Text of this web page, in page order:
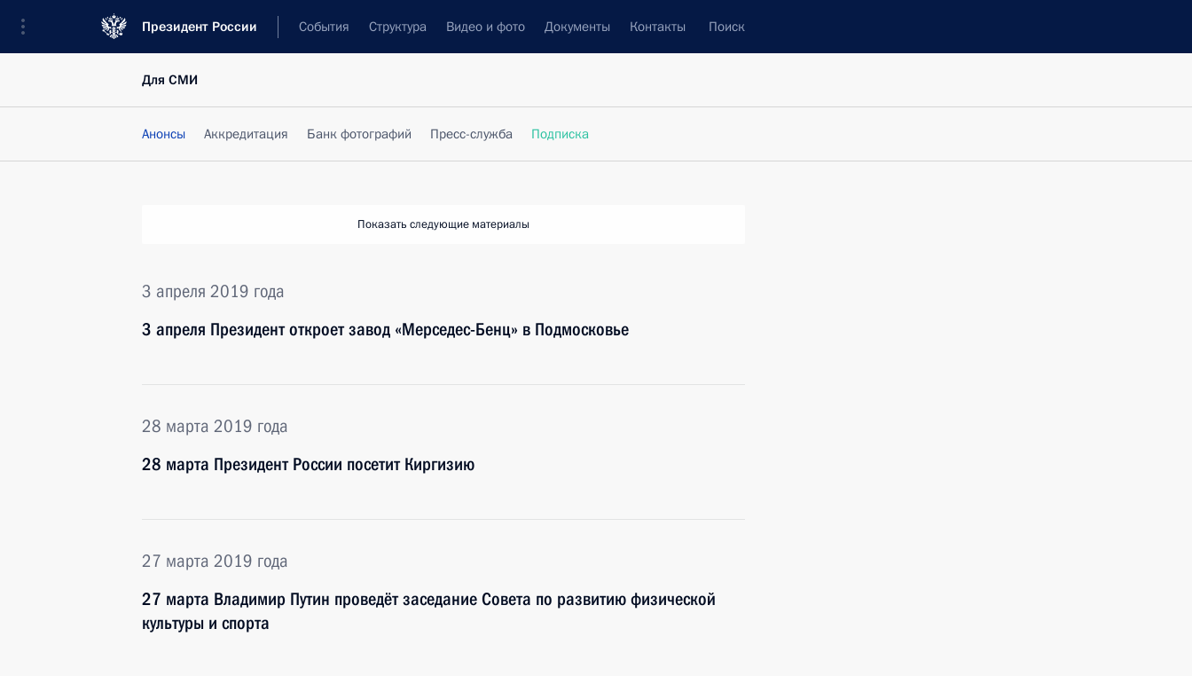
Президент России События Структура Видео и фото Документы Контакты Поиск
Для СМИ
Анонсы Аккредитация Банк фотографий Пресс-служба Подписка
Показать следующие материалы
3 апреля 2019 года
3 апреля Президент откроет завод «Мерседес-Бенц» в Подмосковье
28 марта 2019 года
28 марта Президент России посетит Киргизию
27 марта 2019 года
27 марта Владимир Путин проведёт заседание Совета по развитию физической
культуры и спорта